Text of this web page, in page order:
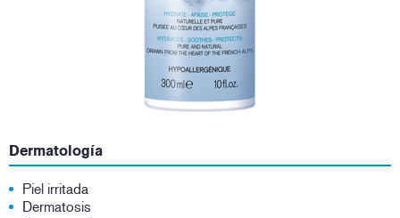
Dermatología
Piel irritada
Dermatosis